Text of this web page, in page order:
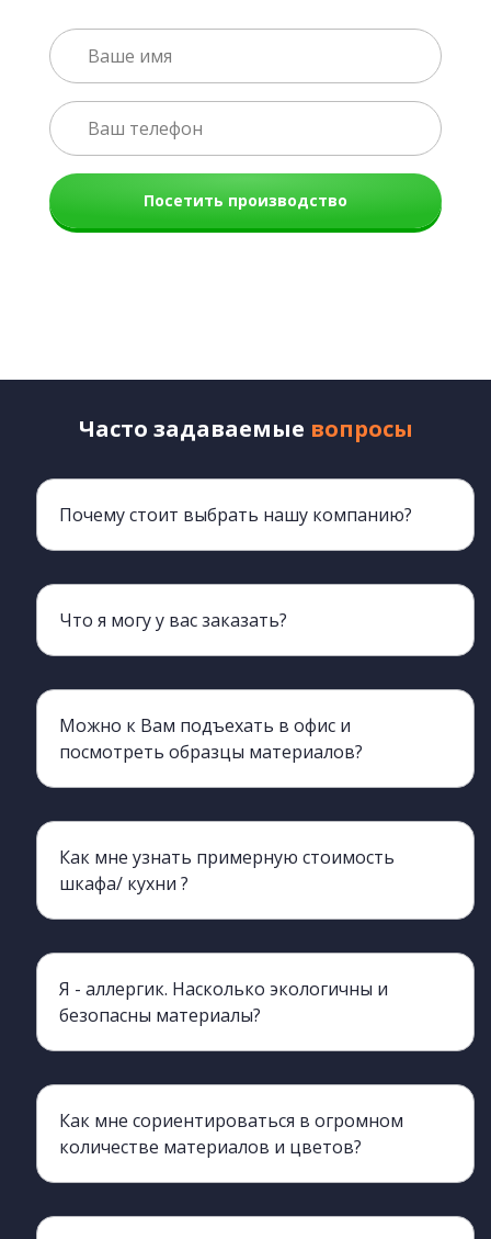
Посетить производство
Часто задаваемые вопросы
Почему стоит выбрать нашу компанию?
Что я могу у вас заказать?
Можно к Вам подъехать в офис и
посмотреть образцы материалов?
Как мне узнать примерную стоимость
шкафа/ кухни ?
Я - аллергик. Насколько экологичны и
безопасны материалы?
Как мне сориентироваться в огромном
количестве материалов и цветов?